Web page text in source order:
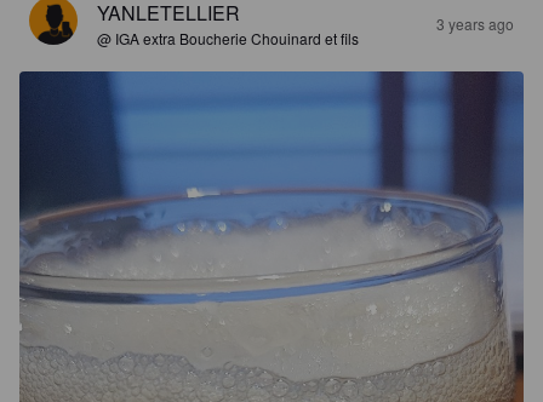
YANLETELLIER
@ IGA extra Boucherie Chouinard et fils
3 years ago